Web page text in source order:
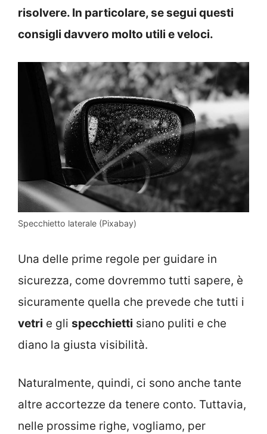
risolvere. In particolare, se segui questi
consigli davvero molto utili e veloci.
Specchietto laterale (Pixabay)
Una delle prime regole per guidare in
sicurezza, come dovremmo tutti sapere, è
sicuramente quella che prevede che tutti i
vetri e gli specchietti siano puliti e che
diano la giusta visibilità.
Naturalmente, quindi, ci sono anche tante
altre accortezze da tenere conto. Tuttavia,
nelle prossime righe, vogliamo, per